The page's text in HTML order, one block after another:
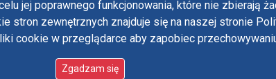
jej poprawnego funkcjonowania, które nie zbierają
stron zewnętrznych znajduje się na naszej stronie
cookie w przeglądarce aby zapobiec
Zgadzam się
ordigital.pl
Polityka